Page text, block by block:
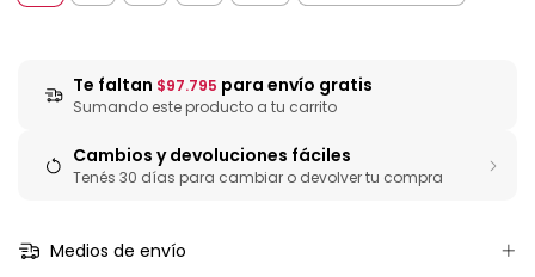
Te faltan $97.795 para envío gratis
Sumando este producto a tu carrito
Cambios y devoluciones fáciles
Tenés 30 días para cambiar o devolver tu compra
Medios de envío